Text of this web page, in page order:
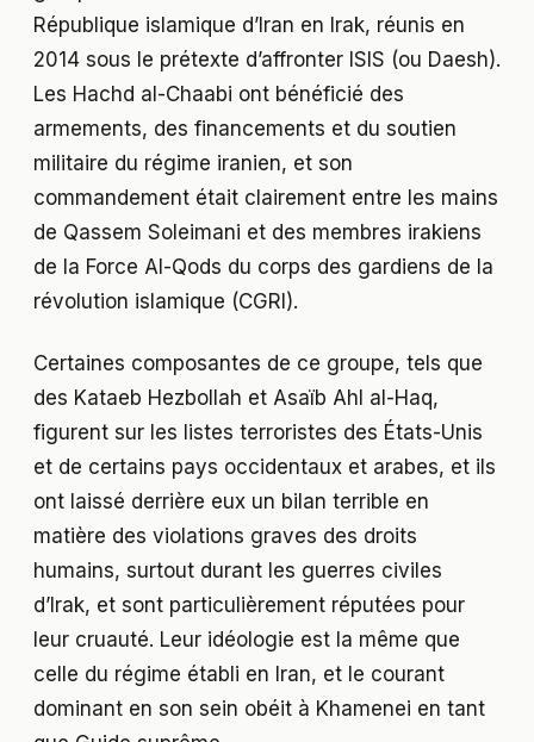
République islamique d’Iran en Irak, réunis en
2014 sous le prétexte d’affronter ISIS (ou Daesh).
Les Hachd al-Chaabi ont bénéficié des
armements, des financements et du soutien
militaire du régime iranien, et son
commandement était clairement entre les mains
de Qassem Soleimani et des membres irakiens
de la Force Al-Qods du corps des gardiens de la
révolution islamique (CGRI).
Certaines composantes de ce groupe, tels que
des Kataeb Hezbollah et Asaïb Ahl al-Haq,
figurent sur les listes terroristes des États-Unis
et de certains pays occidentaux et arabes, et ils
ont laissé derrière eux un bilan terrible en
matière des violations graves des droits
humains, surtout durant les guerres civiles
d’Irak, et sont particulièrement réputées pour
leur cruauté. Leur idéologie est la même que
celle du régime établi en Iran, et le courant
dominant en son sein obéit à Khamenei en tant